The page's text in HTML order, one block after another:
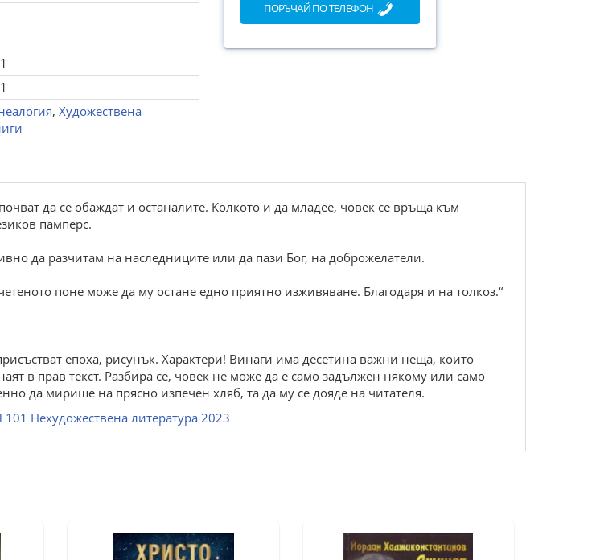
, Художествена
ПОРЪЧАЙ ПО ТЕЛЕФОН
да се обаждат и останалите. Колкото и да младее, човек се връща към
памперс.
да разчитам на наследниците или да пази Бог, на доброжелатели.
поне може да му остане едно приятно изживяване. Благодаря и на толкоз.“
епоха, рисунък. Характери! Винаги има десетина важни неща, които
в прав текст. Разбира се, човек не може да е само задължен някому или само
да мирише на прясно изпечен хляб, та да му се дояде на читателя.
Нехудожествена литература 2023